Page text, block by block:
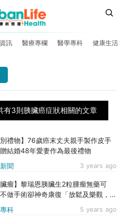
訊 醫療專欄 醫學專科 健康生活
有3則胰臟癌症狀相關的文章
聞 3 years ago
別禮物】76歲癌末丈夫親手製作皮手
結婚48年愛妻作為最後禮物
科 5 years ago
臟瘤】黎瑞恩胰臟生2粒腫瘤無藥可
做手術卻神奇康復「放鬆及樂觀，凡
可能」